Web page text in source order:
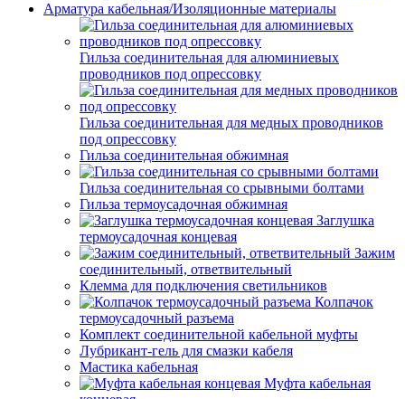
Арматура кабельная/Изоляционные материалы
Гильза соединительная для алюминиевых
проводников под опрессовку
Гильза соединительная для медных проводников
под опрессовку
Гильза соединительная обжимная
Гильза соединительная со срывными болтами
Гильза термоусадочная обжимная
Заглушка
термоусадочная концевая
Зажим
соединительный, ответвительный
Клемма для подключения светильников
Колпачок
термоусадочный разъема
Комплект соединительной кабельной муфты
Лубрикант-гель для смазки кабеля
Мастика кабельная
Муфта кабельная